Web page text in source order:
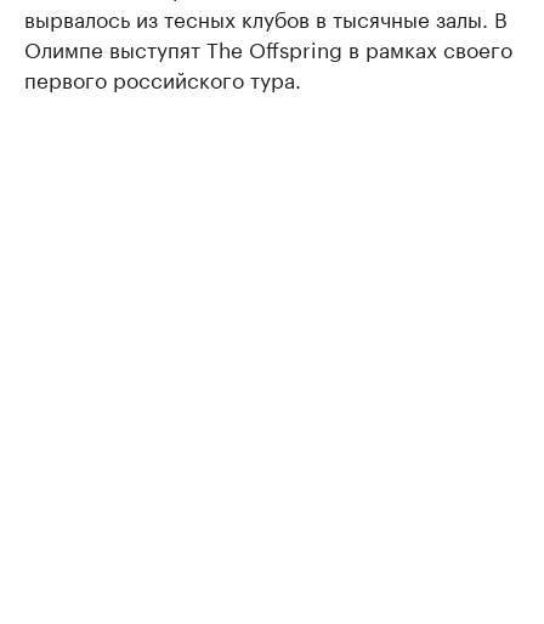
вырвалось из тесных клубов в тысячные залы. В
Олимпе выступят The Offspring в рамках своего
первого российского тура.